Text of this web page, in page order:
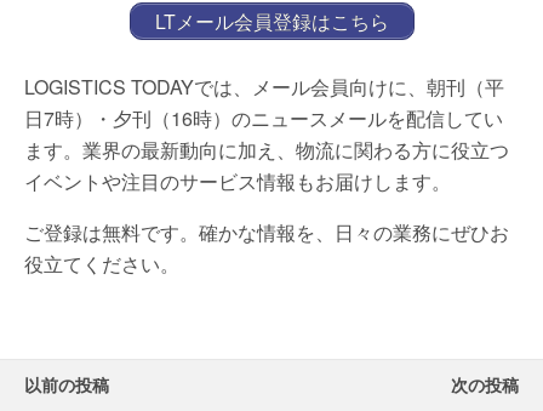
LTメール会員登録はこちら
LOGISTICS TODAYでは、メール会員向けに、朝刊（平
日7時）・夕刊（16時）のニュースメールを配信してい
ます。業界の最新動向に加え、物流に関わる方に役立つ
イベントや注目のサービス情報もお届けします。
ご登録は無料です。確かな情報を、日々の業務にぜひお
役立てください。
以前の投稿 次の投稿